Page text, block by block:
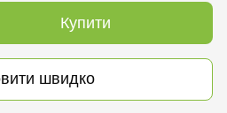
Купити
швидко